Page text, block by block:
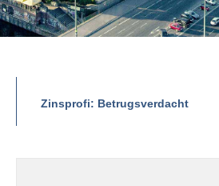
Zinsprofi: Betrugsverdacht